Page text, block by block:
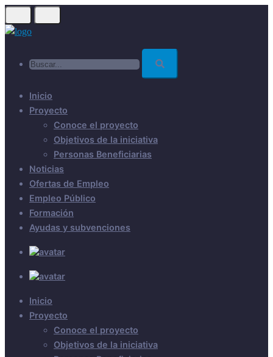
Skip
to
Inicio
Proyecto
Conoce el proyecto
Objetivos de la iniciativa
Personas Beneficiarias
Noticias
Ofertas de Empleo
Empleo Público
Formación
Ayudas y subvenciones
Inicio
Proyecto
Conoce el proyecto
Objetivos de la iniciativa